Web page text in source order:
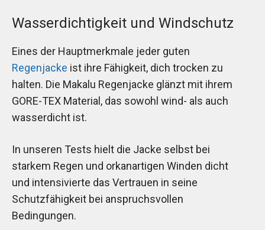
Wasserdichtigkeit und Windschutz
Eines der Hauptmerkmale jeder guten
Regenjacke ist ihre Fähigkeit, dich trocken zu
halten. Die Makalu Regenjacke glänzt mit ihrem
GORE-TEX Material, das sowohl wind- als auch
wasserdicht ist.
In unseren Tests hielt die Jacke selbst bei
starkem Regen und orkanartigen Winden dicht
und intensivierte das Vertrauen in seine
Schutzfähigkeit bei anspruchsvollen
Bedingungen.